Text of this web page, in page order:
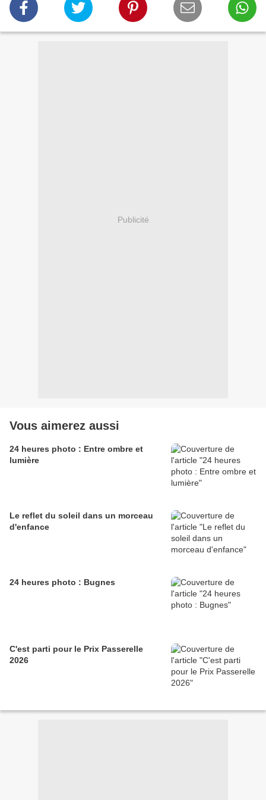
Publicité
Vous aimerez aussi
24 heures photo : Entre ombre et
lumière
Le reflet du soleil dans un morceau
d'enfance
24 heures photo : Bugnes
C'est parti pour le Prix Passerelle
2026